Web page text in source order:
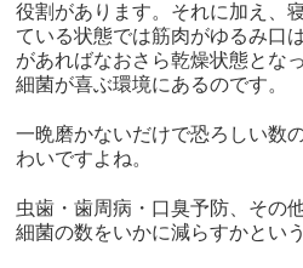
役割があります。それに加え、
ている状態では筋肉がゆるみ口
があればなおさら乾燥状態とな
細菌が喜ぶ環境にあるのです。
一晩磨かないだけで恐ろしい数
わいですよね。
虫歯・歯周病・口臭予防、その
細菌の数をいかに減らすかとい